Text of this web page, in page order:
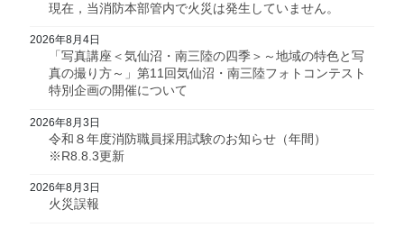
現在，当消防本部管内で火災は発生していません。
「写真講座＜気仙沼・南三陸の四季＞～地域の特色と写
真の撮り方～」第11回気仙沼・南三陸フォトコンテスト
特別企画の開催について
2026年8月4日
令和８年度消防職員採用試験のお知らせ（年間）
※R8.8.3更新
2026年8月3日
火災誤報
2026年8月3日